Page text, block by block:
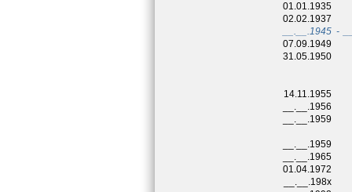
01.01.1935
02.02.1937
__.__.1945 -
07.09.1949
31.05.1950
14.11.1955
__.__.1956
__.__.1959
__.__.1959
__.__.1965
01.04.1972
__.__.198x